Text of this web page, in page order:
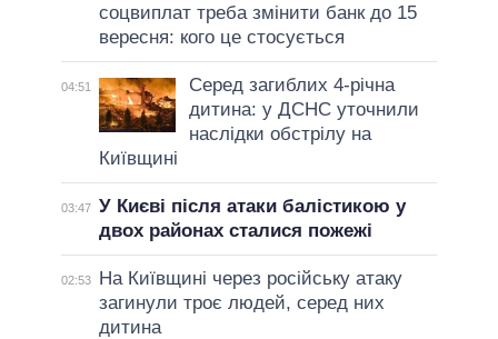
соцвиплат треба змінити банк до 15
вересня: кого це стосується
04:51
Серед загиблих 4-річна
дитина: у ДСНС уточнили
наслідки обстрілу на
Київщині
03:47 У Києві після атаки балістикою у
двох районах сталися пожежі
02:53
На Київщині через російську атаку
загинули троє людей, серед них
дитина